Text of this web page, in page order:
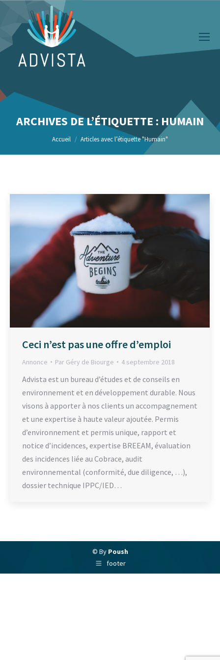
ARCHIVES DE L’ÉTIQUETTE : HUMAIN
Vous êtes ici :
Accueil Articles avec l’étiquette "Humain"
Ceci n’est pas une offre d’emploi
Annonce Par Géry de Biourge 4 septembre 2018
Advista est un bureau d’études et de conseils en
environnement et en développement durable. Nous
visons à apporter à nos clients un accompagnement
et une expertise à haute valeur ajoutée. Permis
d’environnement et permis unique, rapport et
notice d’incidences, expertise BREEAM, évaluation
des incidences liée au Cobrace, audit
environnemental (conformité, due diligence, …),
dossier technique IPPC/IED…
© By Poush
footer